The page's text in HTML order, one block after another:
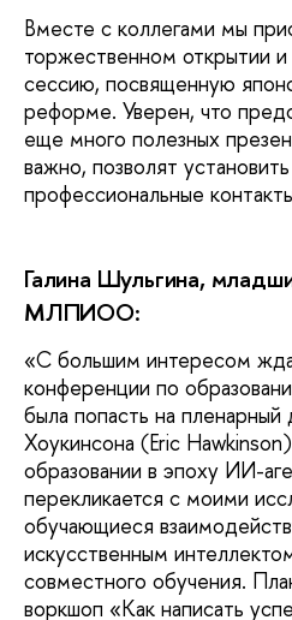
Вместе с коллегами мы
торжественном открытии
сессию, посвященную
реформе. Уверен, что
еще много полезных
важно, позволят
профессиональные
Галина Шульгина,
МЛПИОО:
«С большим интересом
конференции по
была попасть на
Хоукинсона (Eric
образовании в эпоху ИИ-
перекликается с моими
обучающиеся
искусственным
совместного обучения.
воркшоп «Как написать